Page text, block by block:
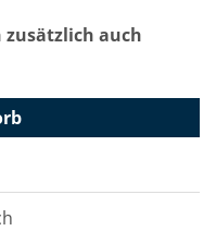
zusätzlich auch